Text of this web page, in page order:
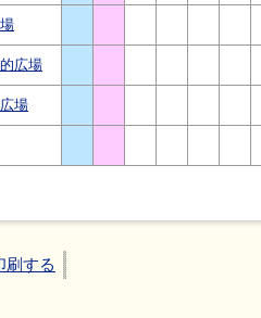
広場
場
刷する